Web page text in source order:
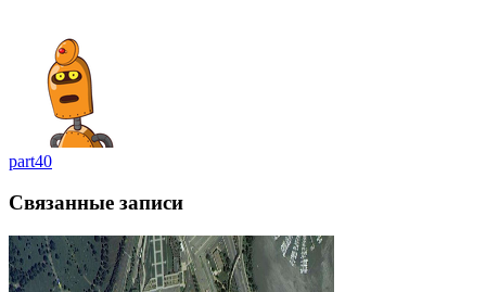
part40
Связанные записи